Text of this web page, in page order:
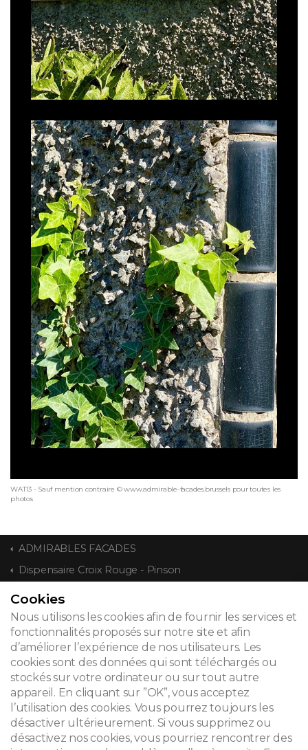
WAT13 - Sauf mention contraire © www.admirable-facades.brussels pour toutes les
photos
ADMIRABLES FACADES
Dispensaire Croix Rouge - Pinson
CONTACT
© 2026
Mentions légales
Newsletter
Cookies
Nous utilisons les cookies afin de fournir les services et
fonctionnalités proposés sur notre site et afin
d’améliorer l’expérience de nos utilisateurs. Les
cookies sont des données qui sont téléchargés ou
stockés sur votre ordinateur ou sur tout autre
appareil. En cliquant sur ”OK”, vous acceptez
l’utilisation des cookies. Vous pourrez toujours les
désactiver ultérieurement. Si vous supprimez ou
désactivez nos cookies, vous pourriez rencontrer des